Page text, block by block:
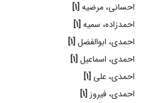
احسانی، مرضیه [1]
احمدزاده، سمیه [1]
احمدی، ابوالفضل [1]
احمدی، اسماعیل [1]
احمدی، علی [1]
احمدی، فیروز [1]